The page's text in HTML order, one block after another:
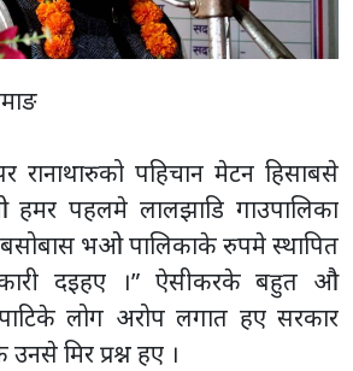
रानाथारुको पहिचान मेटन हिसाबसे
पहलमे लालझाडि गाउपालिका
बसोबास भओ पालिकाके रुपमे स्थापित
दइहए ।” ऐसीकरके बहुत औ
लोग अरोप लगात हए सरकार
मिर प्रश्न हए ।